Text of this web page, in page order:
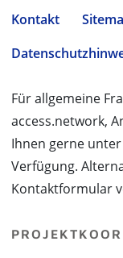
Kontakt
Für allgemeine
access.network,
Ihnen gerne unter
Verfügung.
Kontaktformular